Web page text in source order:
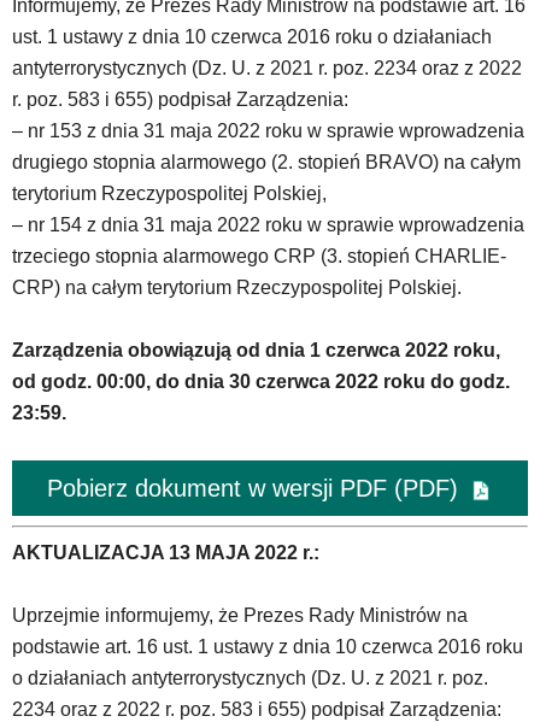
Informujemy, że Prezes Rady Ministrów na podstawie art. 16
ust. 1 ustawy z dnia 10 czerwca 2016 roku o działaniach
antyterrorystycznych (Dz. U. z 2021 r. poz. 2234 oraz z 2022
r. poz. 583 i 655) podpisał Zarządzenia:
– nr 153 z dnia 31 maja 2022 roku w sprawie wprowadzenia
drugiego stopnia alarmowego (2. stopień BRAVO) na całym
terytorium Rzeczypospolitej Polskiej,
– nr 154 z dnia 31 maja 2022 roku w sprawie wprowadzenia
trzeciego stopnia alarmowego CRP (3. stopień CHARLIE-
CRP) na całym terytorium Rzeczypospolitej Polskiej.
Zarządzenia obowiązują od dnia 1 czerwca 2022 roku,
od godz. 00:00, do dnia 30 czerwca 2022 roku do godz.
23:59.
Pobierz dokument w wersji PDF (PDF)
AKTUALIZACJA 13 MAJA 2022 r.:
Uprzejmie informujemy, że Prezes Rady Ministrów na
podstawie art. 16 ust. 1 ustawy z dnia 10 czerwca 2016 roku
o działaniach antyterrorystycznych (Dz. U. z 2021 r. poz.
2234 oraz z 2022 r. poz. 583 i 655) podpisał Zarządzenia: